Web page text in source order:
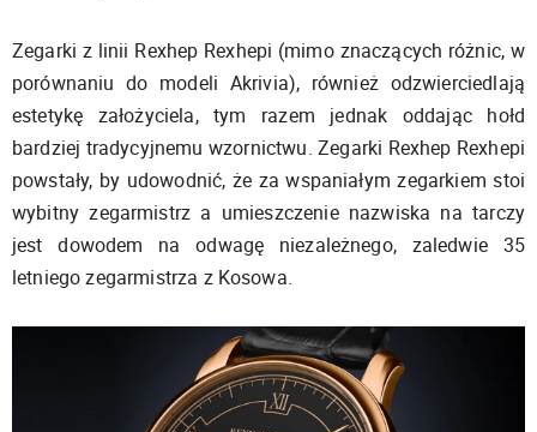
Zegarki z linii Rexhep Rexhepi (mimo znaczących różnic, w
porównaniu do modeli Akrivia), również odzwierciedlają
estetykę założyciela, tym razem jednak oddając hołd
bardziej tradycyjnemu wzornictwu. Zegarki Rexhep Rexhepi
powstały, by udowodnić, że za wspaniałym zegarkiem stoi
wybitny zegarmistrz a umieszczenie nazwiska na tarczy
jest dowodem na odwagę niezależnego, zaledwie 35
letniego zegarmistrza z Kosowa.